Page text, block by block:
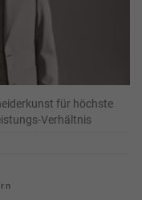
für höchste
Verhältnis